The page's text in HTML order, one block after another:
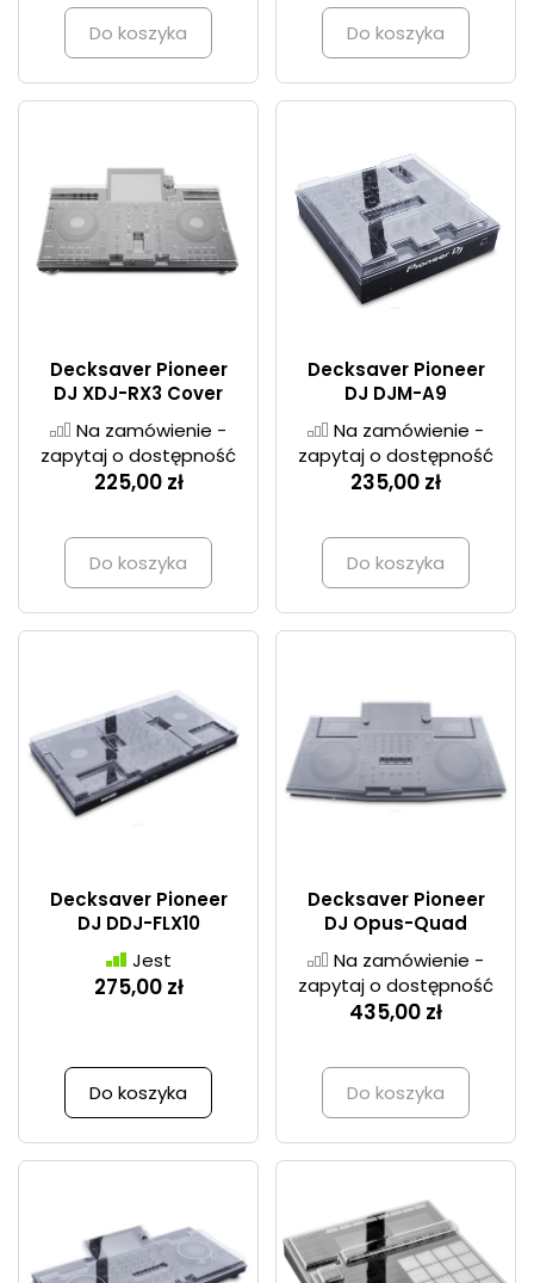
Do koszyka Do koszyka
Decksaver Pioneer
DJ XDJ-RX3 Cover
Na zamówienie -
zapytaj o dostępność
225,00 zł
Do koszyka
Decksaver Pioneer
DJ DJM-A9
Na zamówienie -
zapytaj o dostępność
235,00 zł
Do koszyka
Decksaver Pioneer
DJ DDJ-FLX10
Jest
275,00 zł
Do koszyka
Decksaver Pioneer
DJ Opus-Quad
Na zamówienie -
zapytaj o dostępność
435,00 zł
Do koszyka